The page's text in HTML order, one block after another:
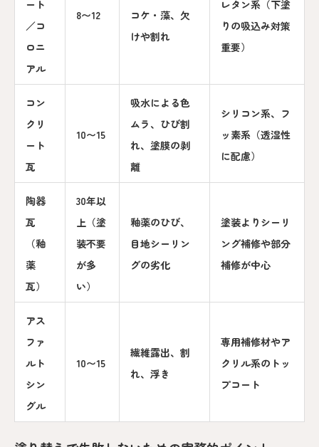
ート
／コ
ロニ
アル
8〜12
コケ・藻、欠
けや割れ
レタン系（下塗
りの吸込み対策
重要）
コン
クリ
ート
瓦
10〜15
吸水による色
ムラ、ひび割
れ、塗膜の剥
離
シリコン系、フ
ッ素系（透湿性
に配慮）
陶器
瓦
（釉
薬
瓦）
30年以
上（塗
装不要
が多
い）
釉薬のひび、
目地シーリン
グの劣化
塗装よりシーリ
ング補修や部分
補修が中心
アス
ファ
ルト
シン
グル
10〜15
繊維露出、割
れ、浮き
専用補修材やア
クリル系のトッ
プコート